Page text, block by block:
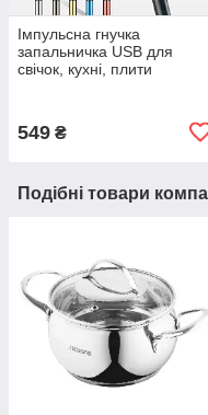
Імпульсна гнучка
запальничка USB для
свічок, кухні, плити
549 ₴
Подібні товари